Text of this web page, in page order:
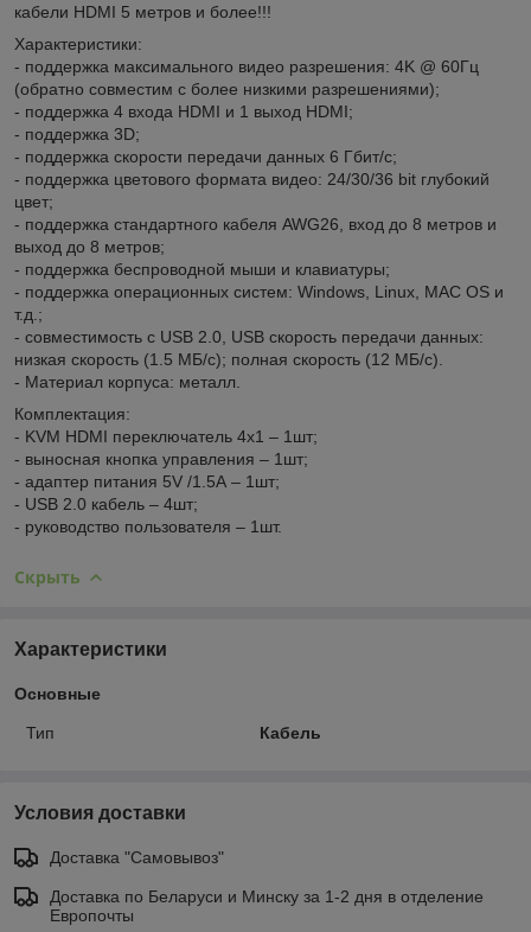
кабели HDMI 5 метров и более!!!
Характеристики:
- поддержка максимального видео разрешения: 4K @ 60Гц
(обратно совместим с более низкими разрешениями);
- поддержка 4 входа HDMI и 1 выход HDMI;
- поддержка 3D;
- поддержка скорости передачи данных 6 Гбит/с;
- поддержка цветового формата видео: 24/30/36 bit глубокий
цвет;
- поддержка стандартного кабеля AWG26, вход до 8 метров и
выход до 8 метров;
- поддержка беспроводной мыши и клавиатуры;
- поддержка операционных систем: Windows, Linux, MAC OS и
т.д.;
- совместимость с USB 2.0, USB скорость передачи данных:
низкая скорость (1.5 МБ/с); полная скорость (12 МБ/с).
- Материал корпуса: металл.
Комплектация:
- KVM HDMI переключатель 4x1 – 1шт;
- выносная кнопка управления – 1шт;
- адаптер питания 5V /1.5А – 1шт;
- USB 2.0 кабель – 4шт;
- руководство пользователя – 1шт.
Скрыть
Характеристики
Основные
Тип Кабель
Условия доставки
Доставка "Самовывоз"
Доставка по Беларуси и Минску за 1-2 дня в отделение
Европочты